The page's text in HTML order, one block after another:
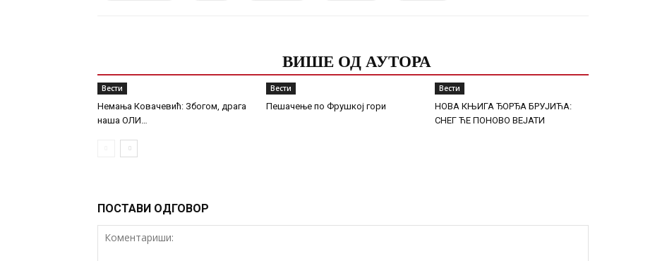
ВИШЕ ОД АУТОРА
Вести
Немања Ковачевић: Збогом, драга
наша ОЛИ…
Вести
Пешачење по Фрушкој гори
Вести
НОВА КЊИГА ЂОРЂА БРУЈИЋА:
СНЕГ ЋЕ ПОНОВО ВЕЈАТИ
ПОСТАВИ ОДГОВОР